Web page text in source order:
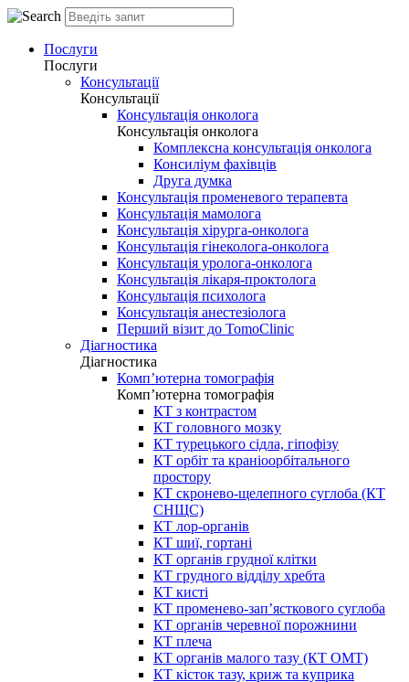
Послуги
Послуги
Консультації
Консультації
Консультація онколога
Консультація онколога
Комплексна консультація онколога
Консиліум фахівців
Друга думка
Консультація променевого терапевта
Консультація мамолога
Консультація хірурга-онколога
Консультація гінеколога-онколога
Консультація уролога-онколога
Консультація лікаря-проктолога
Консультація психолога
Консультація анестезіолога
Перший візит до TomoClinic
Діагностика
Діагностика
Комп’ютерна томографія
Комп’ютерна томографія
КТ з контрастом
КТ головного мозку
КТ турецького сідла, гіпофізу
КТ орбіт та краніоорбітального
простору
КТ скронево-щелепного суглоба (КТ
СНЩС)
КТ лор-органів
КТ шиї, гортані
КТ органів грудної клітки
КТ грудного відділу хребта
КТ кисті
КТ променево-зап’ясткового суглоба
КТ органів черевної порожнини
КТ плеча
КТ органів малого тазу (КТ ОМТ)
КТ кісток тазу, криж та куприка